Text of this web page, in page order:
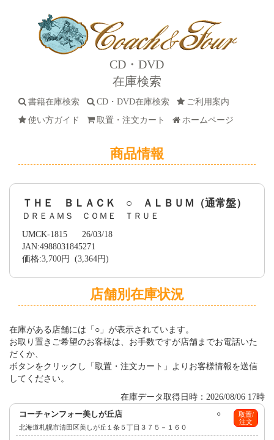
CD・DVD
在庫検索
書籍在庫検索 CD・DVD在庫検索
ご利用案内
使い方ガイド
取置・注文カート ホームページ
商品情報
ＴＨＥ ＢＬＡＣＫ ○ ＡＬＢＵＭ（通常盤）
ＤＲＥＡＭＳ ＣＯＭＥ ＴＲＵＥ
UMCK-1815 26/03/18
JAN:4988031845271
価格:3,700円 (3,364円)
店舗別在庫状況
在庫がある店舗には「○」が表示されています。
お取り置きご希望のお客様は、お手数ですが店舗までお電話いた
だくか、
ボタンをクリックし「取置・注文カート」よりお客様情報を送信
してください。
在庫データ取得日時：2026/08/06 17時
取置/
注文
○
コーチャンフォー美しが丘店
北海道札幌市清田区美しが丘１条５丁目３７５－１６０